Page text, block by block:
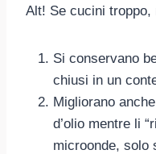
Alt! Se cucini troppo,
Si conservano
chiusi in un
Migliorano
d’olio mentre li
microonde,